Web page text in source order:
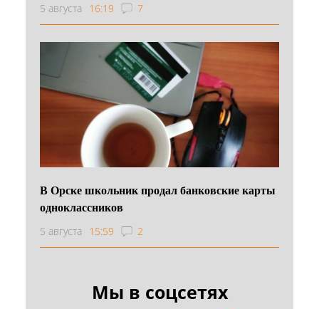
5 августа 16:19 7
В Орске школьник продал банковские карты
одноклассников
5 августа 15:59 2
Мы в соцсетях